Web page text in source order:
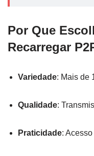
Por Que
Recarregar
Variedade: Mais de
Qualidade:
Praticidade: